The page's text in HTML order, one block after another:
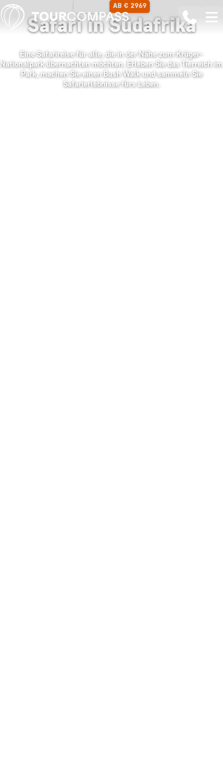
AB € 2969
Safari in Südafrika
Eine Safarireise für alle, die in der Nähe zum Krüger-
Nationalpark übernachten möchten. Erleben Sie das Tierreich im
Park, machen Sie einen Bush Walk und sammeln Sie
Safarierlebnisse fürs Leben.